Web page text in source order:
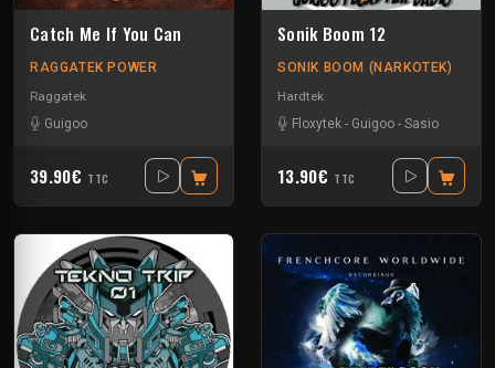
Catch Me If You Can
RAGGATEK POWER
Raggatek
Guigoo
39.90€ TTC
Sonik Boom 12
SONIK BOOM (NARKOTEK)
Hardtek
Floxytek - Guigoo - Sasio
13.90€ TTC